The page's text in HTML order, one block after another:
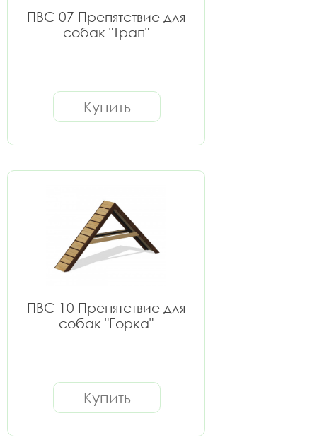
ПВС-07 Препятствие для
собак "Трап"
Купить
ПВС-10 Препятствие для
собак "Горка"
Купить